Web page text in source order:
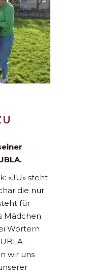
«JU» steht
die nur
für
Mädchen
Wörtern
wir uns